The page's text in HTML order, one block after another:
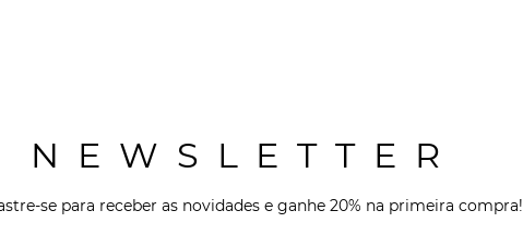
NEWSLETTER
se para receber as novidades e ganhe 20% na primeira compra!